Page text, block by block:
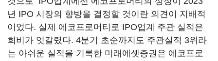
년 IPO 시장의 향방을 결정할 것이란 의견이 지배적
이었다. 실제 에코프로머티로 IPO업계 주관 실적은
희비가 엇갈렸다. 4분기 초순까지도 주관실적 3위라
는 아쉬운 실적을 기록한 미래에셋증권은 에코프로